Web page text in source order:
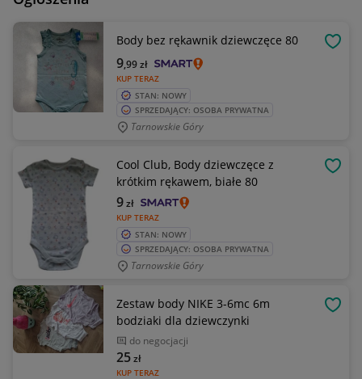
Body bez rękawnik dziewczęce 80
KUP TERAZ
9,99zł
STAN: NOWY
SPRZEDAJĄCY: OSOBA PRYWATNA
Tarnowskie Góry
Cool Club, Body dziewczęce z
krótkim rękawem, białe 80
KUP TERAZ
9zł
STAN: NOWY
SPRZEDAJĄCY: OSOBA PRYWATNA
Tarnowskie Góry
Zestaw body NIKE 3-6mc 6m
bodziaki dla dziewczynki
do negocjacji
KUP TERAZ
25zł